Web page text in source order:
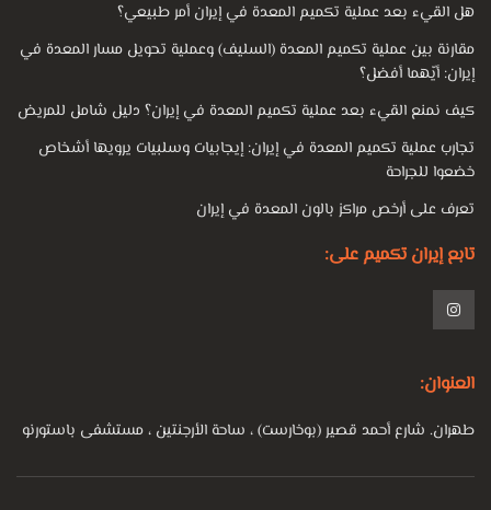
هل القيء بعد عملية تكميم المعدة في إيران أمر طبيعي؟
مقارنة بين عملية تكميم المعدة (السليف) وعملية تحويل مسار المعدة في
إيران: أيّهما أفضل؟
كيف نمنع القيء بعد عملية تكميم المعدة في إيران؟ دليل شامل للمريض
تجارب عملية تكميم المعدة في إيران: إيجابيات وسلبيات يرويها أشخاص
خضعوا للجراحة
تعرف على أرخص مراكز بالون المعدة في إيران
تابع إيران تكميم على:
العنوان:
طهران. شارع أحمد قصير (بوخارست) ، ساحة الأرجنتين ، مستشفى باستورنو